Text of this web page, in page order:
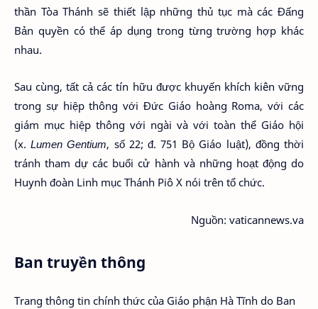
thần Tòa Thánh sẽ thiết lập những thủ tục mà các Đấng
Bản quyền có thể áp dụng trong từng trường hợp khác
nhau.
Sau cùng, tất cả các tín hữu được khuyến khích kiên vững
trong sự hiệp thông với Đức Giáo hoàng Roma, với các
giám mục hiệp thông với ngài và với toàn thể Giáo hội
(x.Lumen Gentium, số 22; đ. 751 Bộ Giáo luật), đồng thời
tránh tham dự các buổi cử hành và những hoạt động do
Huynh đoàn Linh mục Thánh Piô X nói trên tổ chức.
Nguồn: vaticannews.va
Ban truyền thông
Trang thông tin chính thức của Giáo phận Hà Tĩnh do Ban